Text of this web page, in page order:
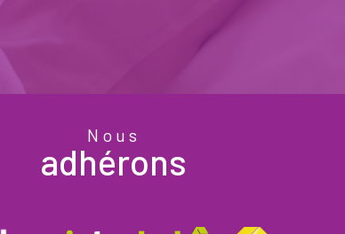
Nous
adhérons